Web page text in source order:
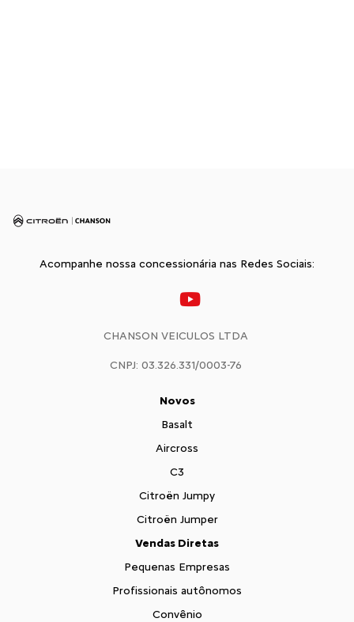
Acompanhe nossa concessionária nas Redes Sociais:
CHANSON VEICULOS LTDA
CNPJ: 03.326.331/0003-76
Novos
Basalt
Aircross
C3
Citroën Jumpy
Citroën Jumper
Vendas Diretas
Pequenas Empresas
Profissionais autônomos
Convênio